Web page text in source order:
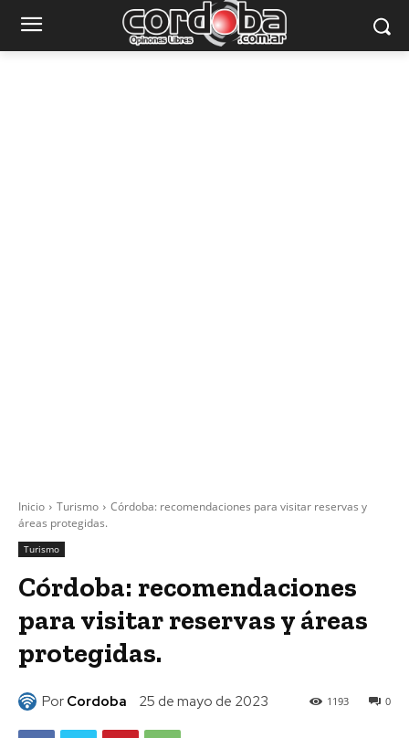
Inicio Turismo
Córdoba: recomendaciones para visitar reservas y
áreas protegidas.
Turismo
Córdoba: recomendaciones
para visitar reservas y áreas
protegidas.
Por Cordoba 25 de mayo de 2023 0
1193